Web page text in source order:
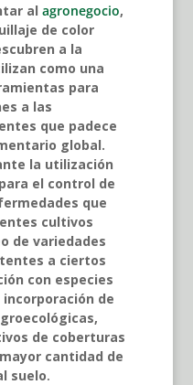
al agronegocio,
de color
a la
como una
para
a las
que padece
global.
la utilización
el control de
que
cultivos
de variedades
a ciertos
con especies
de
de coberturas
cantidad de
suelo.